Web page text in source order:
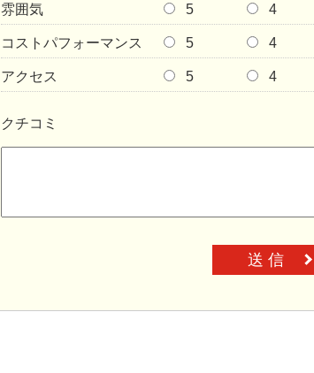
雰囲気 5 4
コストパフォーマンス 5 4
アクセス 5 4
クチコミ
送 信